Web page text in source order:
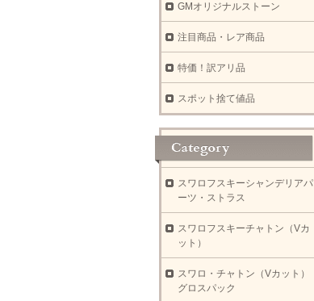
GMオリジナルストーン
注目商品・レア商品
特価！訳アリ品
スポット捨て値品
スワロフスキーシャンデリアパ
ーツ・ストラス
スワロフスキーチャトン（Vカ
ット）
スワロ・チャトン（Vカット）
グロスパック